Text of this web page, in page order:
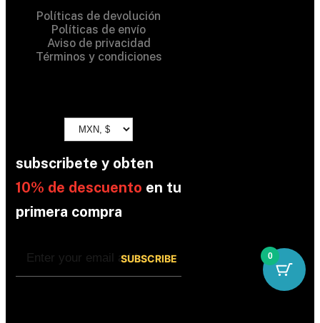
Políticas de devolución
Políticas de envío
Aviso de privacidad
Términos y condiciones
subscribete y obten
10% de descuento en tu
primera compra
0